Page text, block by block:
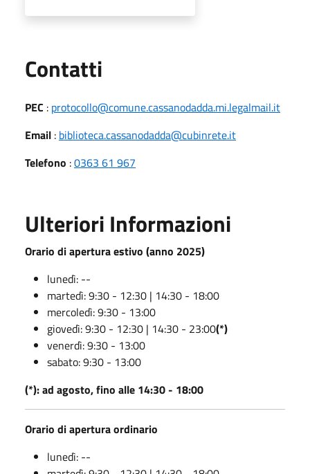
Contatti
PEC : protocollo@comune.cassanodadda.mi.legalmail.it
Email : biblioteca.cassanodadda@cubinrete.it
Telefono :0363 61 967
Ulteriori Informazioni
Orario di apertura estivo (anno 2025)
lunedì: --
martedì: 9:30 - 12:30 | 14:30 - 18:00
mercoledì: 9:30 - 13:00
giovedì: 9:30 - 12:30 | 14:30 - 23:00(*)
venerdì: 9:30 - 13:00
sabato: 9:30 - 13:00
(*): ad agosto, fino alle 14:30 - 18:00
Orario di apertura ordinario
lunedì: --